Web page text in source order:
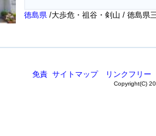
徳島県 /大歩危・祖谷・剣山 / 徳島県
免責 サイトマップ リンクフリー
Copyright(C)